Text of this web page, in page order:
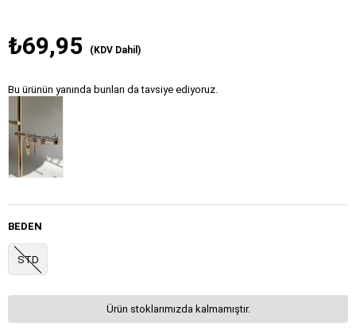
₺69,95 (KDV Dahil)
Bu ürünün yanında bunları da tavsiye ediyoruz.
Tükendi
BEDEN
STD
Ürün stoklarımızda kalmamıştır.